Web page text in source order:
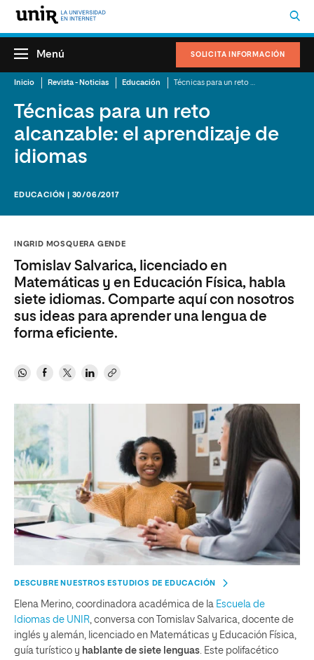
SOLICITA INFORMACIÓN
Menú
Inicio Revista - Noticias Educación
Técnicas para un reto
alcanzable: el aprendizaje de
idiomas
EDUCACIÓN | 30/06/2017
INGRID MOSQUERA GENDE
Tomislav Salvarica, licenciado en
Matemáticas y en Educación Física, habla
siete idiomas. Comparte aquí con nosotros
sus ideas para aprender una lengua de
forma eficiente.
DESCUBRE NUESTROS ESTUDIOS DE EDUCACIÓN
Elena Merino, coordinadora académica de la Escuela de
Idiomas de UNIR , conversa con Tomislav Salvarica, docente de
inglés y alemán, licenciado en Matemáticas y Educación Física,
guía turístico y hablante de siete lenguas . Este polifacético